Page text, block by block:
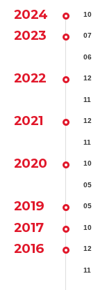
2024 10
2023 07
06
2022 12
11
2021 12
11
2020 10
05
2019 05
2017 10
2016 12
11